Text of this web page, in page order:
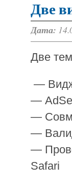
Две
Дата:
Две
—
—
—
—
—
Safari